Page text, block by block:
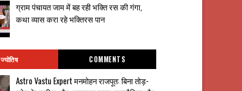
ग्राम पंचायत जाम में बह रही भक्ति रस की गंगा,
कथा व्यास करा रहे भक्तिरस पान
ज्योतिष COMMENTS
Astro Vastu Expert मनमोहन राजपूत: बिना तोड़-